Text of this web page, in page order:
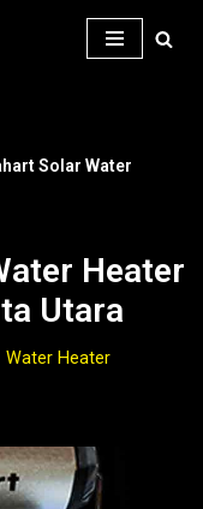
Solar Water
Heater
Utara
Water Heater